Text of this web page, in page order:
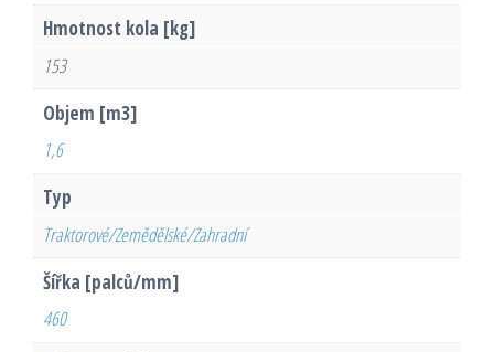
Hmotnost kola [kg]
153
Objem [m3]
1,6
Typ
Traktorové/Zemědělské/Zahradní
Šířka [palců/mm]
460